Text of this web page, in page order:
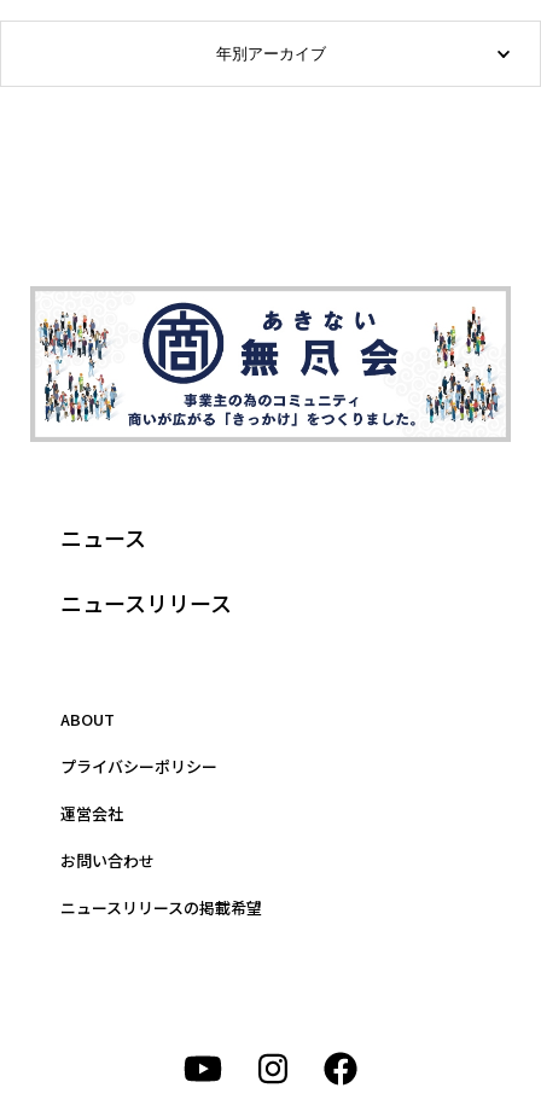
年別アーカイブ
ニュース
ニュースリリース
ABOUT
プライバシーポリシー
運営会社
お問い合わせ
ニュースリリースの掲載希望